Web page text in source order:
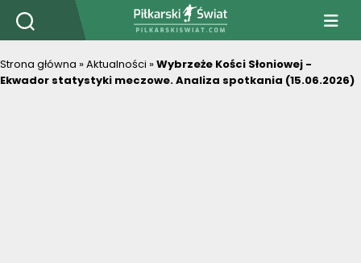
PiłkarskiSwiat.com
Strona główna »Aktualności »Wybrzeże Kości Słoniowej -
Ekwador statystyki meczowe. Analiza spotkania (15.06.2026)